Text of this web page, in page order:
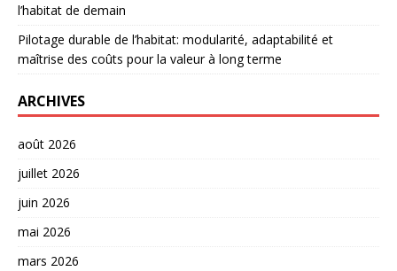
l’habitat de demain
Pilotage durable de l’habitat: modularité, adaptabilité et
maîtrise des coûts pour la valeur à long terme
ARCHIVES
août 2026
juillet 2026
juin 2026
mai 2026
mars 2026